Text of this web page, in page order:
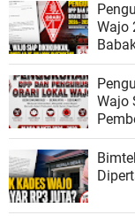
Wajo
Wajo